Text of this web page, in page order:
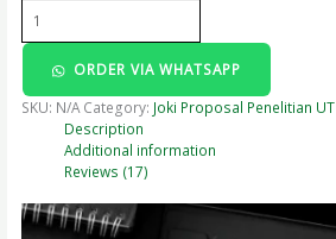
ORDER VIA WHATSAPP
SKU: N/A Category: Joki Proposal Penelitian UT
Description
Additional information
Reviews (17)